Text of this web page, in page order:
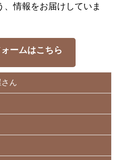
情報をお届けしていま
ームはこちら
ん